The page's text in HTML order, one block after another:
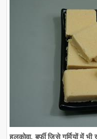
हलकोवा, बर्फी जिसे गर्मियों